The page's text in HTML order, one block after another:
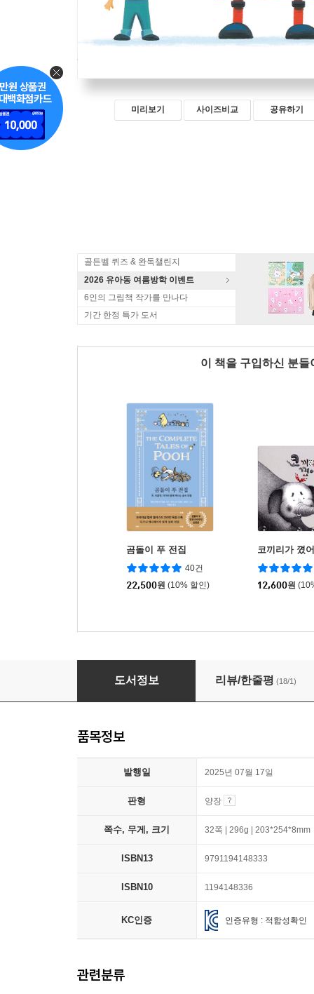
미리보기 사이즈비교 공유하기
골든벨 퀴즈 & 완독챌린지
2026 유아동 여름방학 이벤트
6인의 그림책 작가를 만나다
기간 한정 특가 도서
이 책을 구입하신 분
곰돌이 푸 전집
40건
22,500원 (10% 할인)
코끼리가 꼈
12,600원
나의 로봇 친구 봇
도서정보 리뷰/한줄평 (18/1)
품목정보
발행일 2025년 07월 17일
판형 양장
쪽수, 무게, 크기 32쪽 | 296g | 203*254*8mm
ISBN13 9791194148333
ISBN10 1194148336
KC인증 인증유형 : 적합성확인
관련분류